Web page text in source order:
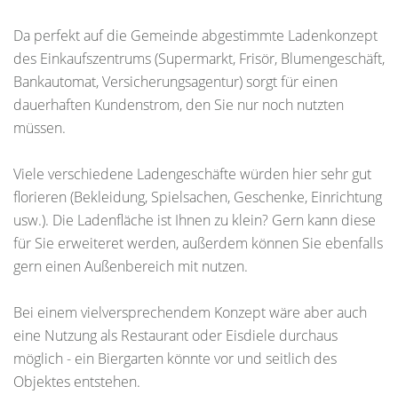
Da perfekt auf die Gemeinde abgestimmte Ladenkonzept
des Einkaufszentrums (Supermarkt, Frisör, Blumengeschäft,
Bankautomat, Versicherungsagentur) sorgt für einen
dauerhaften Kundenstrom, den Sie nur noch nutzten
müssen.
Viele verschiedene Ladengeschäfte würden hier sehr gut
florieren (Bekleidung, Spielsachen, Geschenke, Einrichtung
usw.). Die Ladenfläche ist Ihnen zu klein? Gern kann diese
für Sie erweiteret werden, außerdem können Sie ebenfalls
gern einen Außenbereich mit nutzen.
Bei einem vielversprechendem Konzept wäre aber auch
eine Nutzung als Restaurant oder Eisdiele durchaus
möglich - ein Biergarten könnte vor und seitlich des
Objektes entstehen.